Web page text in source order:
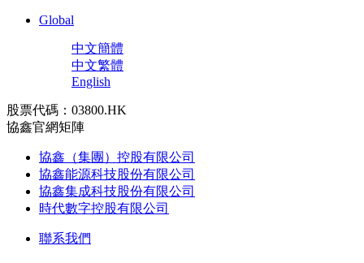
Global
中文簡體
中文繁體
English
股票代碼：03800.HK
協鑫官網矩陣
協鑫（集團）控股有限公司
協鑫能源科技股份有限公司
協鑫集成科技股份有限公司
時代數字控股有限公司
聯系我們